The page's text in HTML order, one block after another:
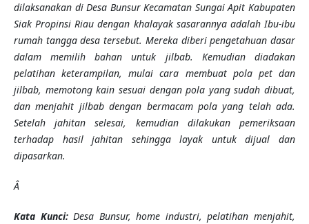
dilaksanakan di Desa Bunsur Kecamatan Sungai Apit Kabupaten
Siak Propinsi Riau dengan khalayak sasarannyaadalahIbu-ibu
rumah tangga desa tersebut. Mereka diberi pengetahuan dasar
dalam memilih bahan untuk jilbab. Kemudian diadakan
pelatihan keterampilan, mulai cara membuat pola pet dan
jilbab, memotong kain sesuai dengan pola yang sudah dibuat,
dan menjahit jilbab dengan bermacam pola yang telah ada.
Setelah jahitan selesai, kemudian dilakukan pemeriksaan
terhadap hasil jahitan sehingga layak untuk dijual dan
dipasarkan.
Â
Kata Kunci: Desa Bunsur, home industri, pelatihan menjahit,